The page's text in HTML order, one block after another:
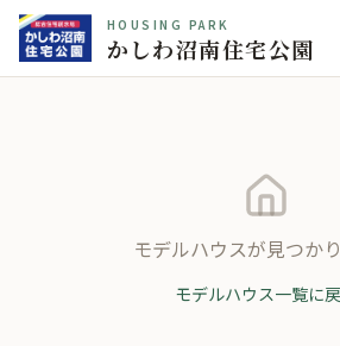
HOUSING PARK
かしわ沼南住宅公園
モデルハウスが見つか
モデルハウス一覧に